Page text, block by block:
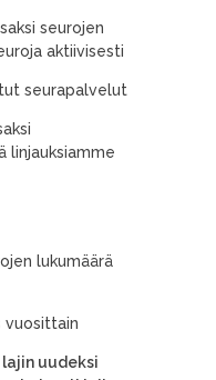
seurojen
aktiivisesti
seurapalvelut
linjauksiamme
lukumäärä
vuosittain
uudeksi